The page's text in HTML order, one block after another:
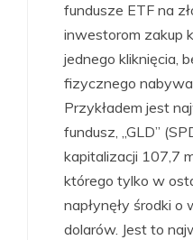
fundusze ETF na
inwestorom zakup
jednego kliknięcia,
fizycznego
Przykładem jest
fundusz, „GLD”
kapitalizacji 107,7
którego tylko w
napłynęły środki o
dolarów. Jest to